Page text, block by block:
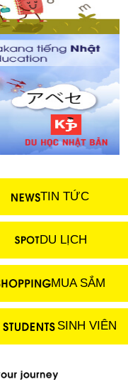
TIN TỨC
DU LỊCH
MUA SẮM
SINH VIÊN